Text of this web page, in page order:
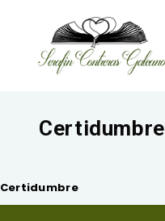
Certidumbre
Certidumbre